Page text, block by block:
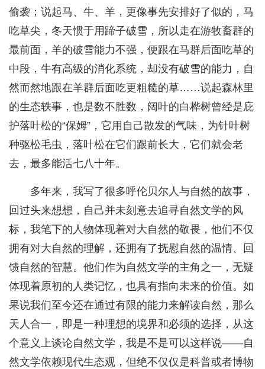
偷袭；说起马、牛、羊，更像事先安排好了似的，马
吃草尖，冬天惯于用蹄子破雪，所以走在游牧畜群的
最前面，羊的破雪能力不强，便跟在马群后面吃草的
中段，牛有高级的消化系统，却没有破雪的能力，自
然而然地跟在羊群后面吃更粗糙的草……说起森林里
的生态轶事，也是数不胜数，阔叶的白桦树曾经是庇
护落叶松的“保姆”，它用自己散发的气味，为针叶树
种驱松毛虫，落叶松在它们跟前长大，它们就会老
去，最多能活七八十年。
多年来，我写了很多呼伦贝尔人与自然的故事，
回过头来想想，自己并未刻意去追寻自然文学的风
标，我笔下的人物体现着对大自然的敬畏，他们不仅
拥有对大自然的理解，还拥有了抚慰自然的温情、回
馈自然的智慧。他们作为自然文学的主角之一，无疑
体现着原初的人类记忆，也具有指向未来的价值。如
果说我们至今还在通过有限的能力来解读自然，那么
天人合一，即是一种理想的境界和必须的选择，从这
个意义上谈论自然文学，我是不是可以这样说——自
然文学依赖现代生态观，但绝不仅仅是科普或者博物